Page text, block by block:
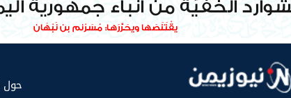
حول